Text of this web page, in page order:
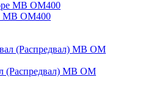
МВ OM400
(Распредвал) МВ ОМ